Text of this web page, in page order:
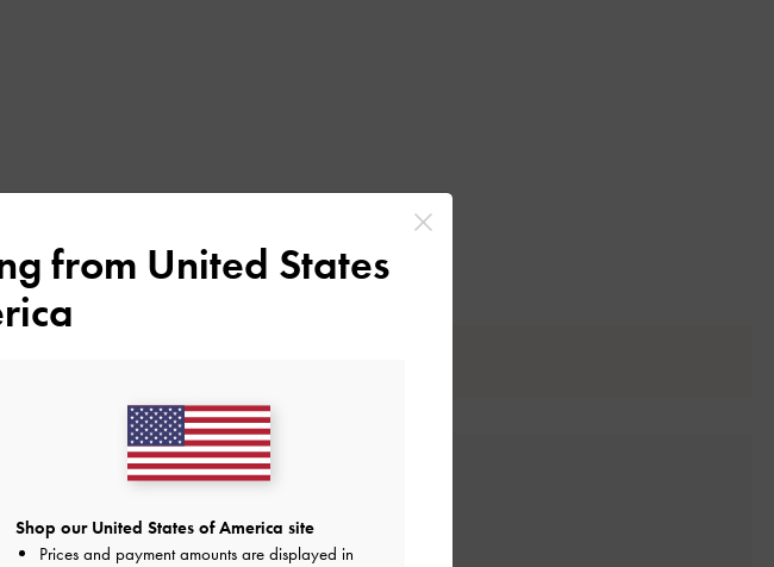
ビュー
from United States
Shop our United States of America site
Prices and payment amounts are displayed in